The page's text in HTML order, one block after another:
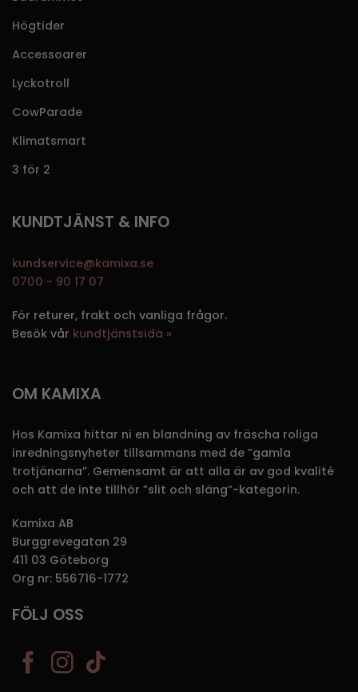
Högtider
Accessoarer
Lyckotroll
CowParade
Klimatsmart
3 för 2
KUNDTJÄNST & INFO
kundservice@kamixa.se
0700 - 90 17 07
För returer, frakt och vanliga frågor.
Besök vår kundtjänstsida »
OM KAMIXA
Hos Kamixa hittar ni en blandning av fräscha roliga
inredningsnyheter tillsammans med de ”gamla
trotjänarna”. Gemensamt är att alla är av god kvalité
och att de inte tillhör ”slit och släng”-kategorin.
Kamixa AB
Burggrevegatan 29
411 03 Göteborg
Org nr: 556716-1772
FÖLJ OSS